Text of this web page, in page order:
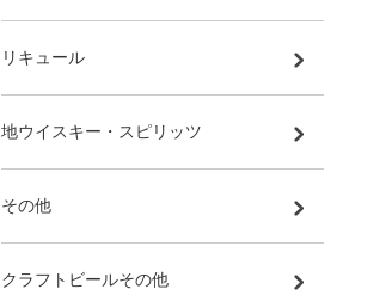
リキュール
地ウイスキー・スピリッツ
その他
クラフトビールその他